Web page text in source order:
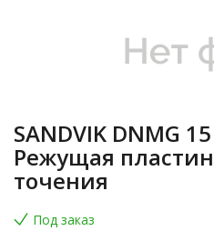
SANDVIK DNMG
Режущая
точения
Под заказ